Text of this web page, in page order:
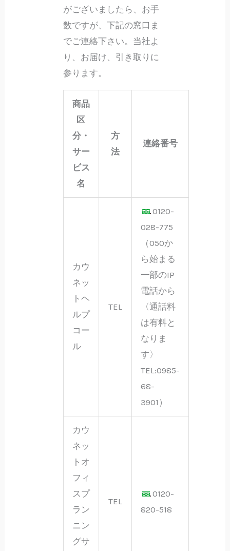
がございましたら、お手
数ですが、下記の窓口ま
でご連絡下さい。当社よ
り、お届け、引き取りに
参ります。
商品
区
分・
サー
ビス
名
方
法
連絡番号
カウ
ネッ
トヘ
ルプ
コー
ル
TEL
0120-
028-775
（050か
ら始まる
一部のIP
電話から
〈通話料
は有料と
なりま
す〉
TEL:0985-
68-
3901）
カウ
ネッ
トオ
フィ
スプ
ラン
ニン
グサ
TEL
0120-
820-518